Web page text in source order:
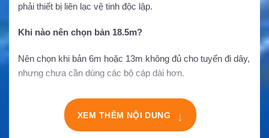
phải thiết bị liên lạc vệ tinh độc lập.
Khi nào nên chọn bản 18.5m?
Nên chọn khi bản 6m hoặc 13m không đủ cho tuyến đi dây,
nhưng chưa cần dùng các bộ cáp dài hơn.
XEM THÊM NỘI DUNG ↓